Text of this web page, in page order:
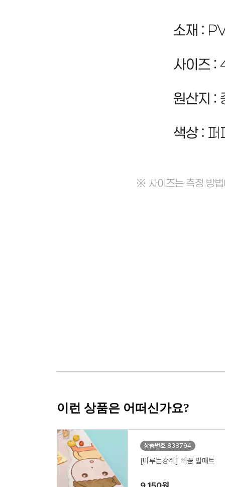
이런 상품은 어떠신가요?
상품번호 838794
[마루는강쥐] 빼꼼 발매트